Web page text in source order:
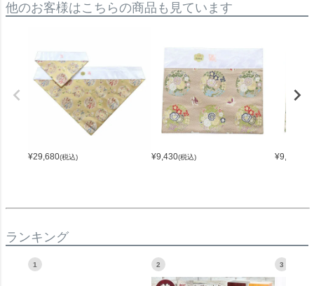
他のお客様はこちらの商品も見ています
¥29,680(税込) ¥9,430(税込) ¥9,430
ランキング
1 2 3